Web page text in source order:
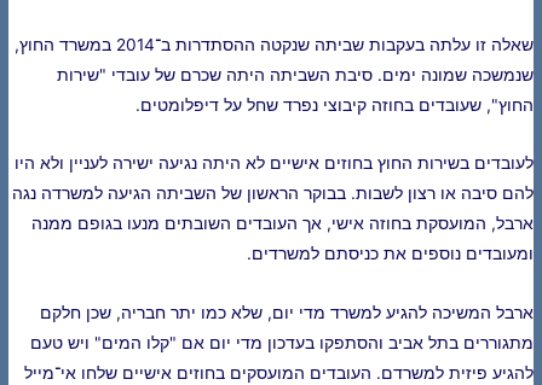
שאלה זו עלתה בעקבות שביתה שנקטה ההסתדרות ב־2014 במשרד החוץ,
שנמשכה שמונה ימים. סיבת השביתה היתה שכרם של עובדי "שירות
החוץ", שעובדים בחוזה קיבוצי נפרד שחל על דיפלומטים.
לעובדים בשירות החוץ בחוזים אישיים לא היתה נגיעה ישירה לעניין ולא היו
להם סיבה או רצון לשבות. בבוקר הראשון של השביתה הגיעה למשרדה נגה
ארבל, המועסקת בחוזה אישי, אך העובדים השובתים מנעו בגופם ממנה
ומעובדים נוספים את כניסתם למשרדים.
ארבל המשיכה להגיע למשרד מדי יום, שלא כמו יתר חבריה, שכן חלקם
מתגוררים בתל אביב והסתפקו בעדכון מדי יום אם "קלו המים" ויש טעם
להגיע פיזית למשרדם. העובדים המועסקים בחוזים אישיים שלחו אי־מייל